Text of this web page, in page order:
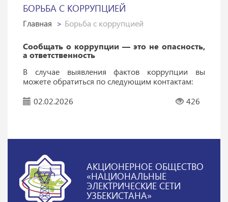
БОРЬБА С КОРРУПЦИЕЙ
Главная Борьба с коррупцией
Сообщать о коррупции — это не опасность,
а ответственность
В случае выявления фактов коррупции вы
можете обратиться по следующим контактам:
02.02.2026
426
АКЦИОНЕРНОЕ ОБЩЕСТВО
«НАЦИОНАЛЬНЫЕ
ЭЛЕКТРИЧЕСКИЕ СЕТИ
УЗБЕКИСТАНА»